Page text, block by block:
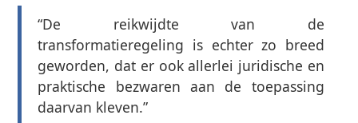
“De reikwijdte van de
transformatieregeling is echter zo breed
geworden, dat er ook allerlei juridische en
praktische bezwaren aan de toepassing
daarvan kleven.”